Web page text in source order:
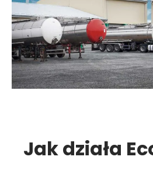
Jak działa